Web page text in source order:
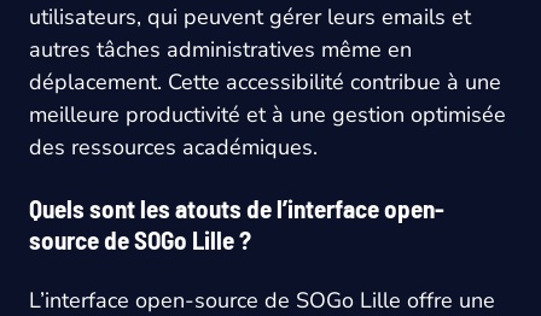
utilisateurs, qui peuvent gérer leurs emails et
autres tâches administratives même en
déplacement. Cette accessibilité contribue à une
meilleure productivité et à une gestion optimisée
des ressources académiques.
Quels sont les atouts de l’interface open-
source de SOGo Lille ?
L’interface open-source de SOGo Lille offre une